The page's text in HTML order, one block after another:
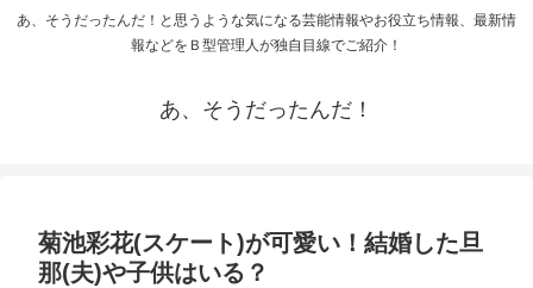
あ、そうだったんだ！と思うような気になる芸能情報やお役立ち情報、最新情
報などをＢ型管理人が独自目線でご紹介！
あ、そうだったんだ！
菊池彩花(スケート)が可愛い！結婚した旦
那(夫)や子供はいる？